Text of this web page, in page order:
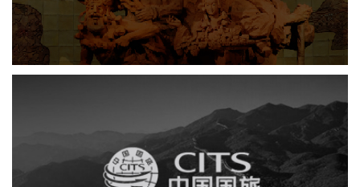
展览馆 文化艺术 智慧展馆 展馆网站建设
中国国旅